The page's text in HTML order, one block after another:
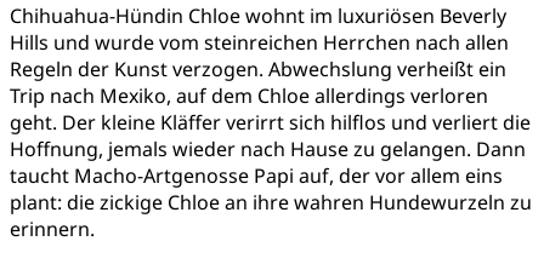
Chihuahua-Hündin Chloe wohnt im luxuriösen Beverly
Hills und wurde vom steinreichen Herrchen nach allen
Regeln der Kunst verzogen. Abwechslung verheißt ein
Trip nach Mexiko, auf dem Chloe allerdings verloren
geht. Der kleine Kläffer verirrt sich hilflos und verliert die
Hoffnung, jemals wieder nach Hause zu gelangen. Dann
taucht Macho-Artgenosse Papi auf, der vor allem eins
plant: die zickige Chloe an ihre wahren Hundewurzeln zu
erinnern.